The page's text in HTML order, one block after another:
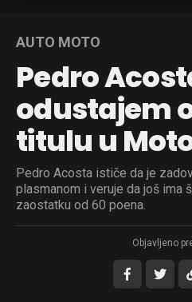
AUTO MOTO
Pedro
odustajem
titulu u
Pedro Acosta ističe da je
plasmanom i veruje da još ima
zaostatku od 60 poena.
Objavljeno